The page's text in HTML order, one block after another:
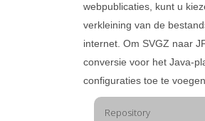
webpublicaties, kunt u
verkleining van de
internet. Om SVGZ naar
conversie voor het Java-
configuraties toe te
Repository